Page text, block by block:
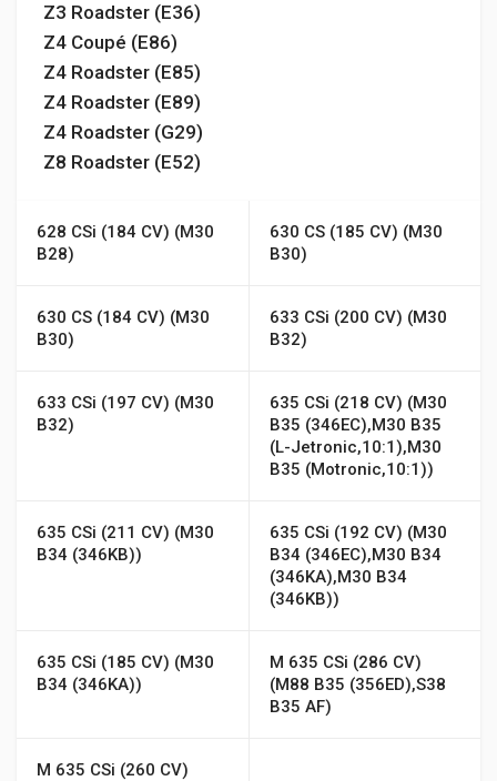
Z3 Roadster (E36)
Z4 Coupé (E86)
Z4 Roadster (E85)
Z4 Roadster (E89)
Z4 Roadster (G29)
Z8 Roadster (E52)
628 CSi (184 CV) (M30
B28)
630 CS (185 CV) (M30
B30)
630 CS (184 CV) (M30
B30)
633 CSi (200 CV) (M30
B32)
633 CSi (197 CV) (M30
B32)
635 CSi (218 CV) (M30
B35 (346EC),M30 B35
(L-Jetronic,10:1),M30
B35 (Motronic,10:1))
635 CSi (211 CV) (M30
B34 (346KB))
635 CSi (192 CV) (M30
B34 (346EC),M30 B34
(346KA),M30 B34
(346KB))
635 CSi (185 CV) (M30
B34 (346KA))
M 635 CSi (286 CV)
(M88 B35 (356ED),S38
B35 AF)
M 635 CSi (260 CV)